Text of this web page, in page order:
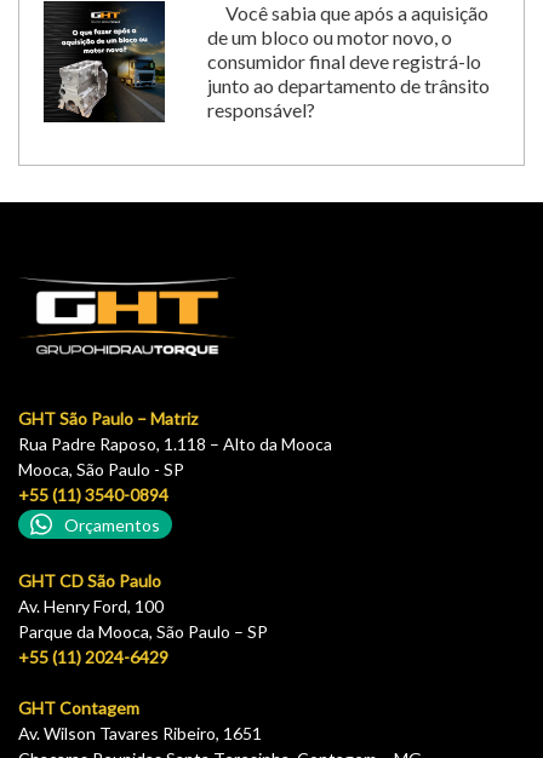
Você sabia que após a aquisição
de um bloco ou motor novo, o
consumidor final deve registrá-lo
junto ao departamento de trânsito
responsável?
GHT São Paulo – Matriz
Rua Padre Raposo, 1.118 – Alto da Mooca
Mooca, São Paulo - SP
+55 (11) 3540-0894
Orçamentos
GHT CD São Paulo
Av. Henry Ford, 100
Parque da Mooca, São Paulo – SP
+55 (11) 2024-6429
GHT Contagem
Av. Wilson Tavares Ribeiro, 1651